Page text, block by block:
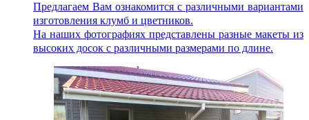
Предлагаем Вам ознакомится с различными вариантами
изготовления клумб и цветников.
На наших фотографиях представлены разные макеты из
высоких досок с различными размерами по длине.